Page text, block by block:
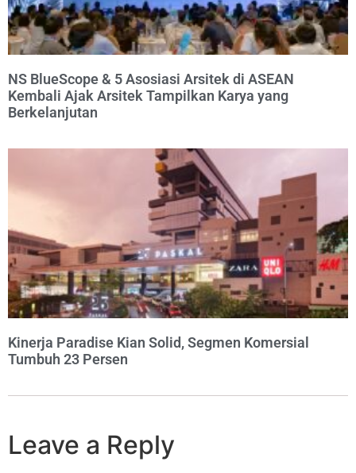
NS BlueScope & 5 Asosiasi Arsitek di ASEAN
Kembali Ajak Arsitek Tampilkan Karya yang
Berkelanjutan
Kinerja Paradise Kian Solid, Segmen Komersial
Tumbuh 23 Persen
Leave a Reply